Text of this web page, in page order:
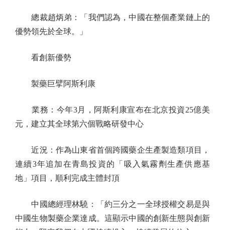
總裁趙炳弟：「我們認為，中國在整個產業鏈上的
優勢領先於全球。」
看創新優勢
製藥巨擘阿斯利康
業務：今年3月，阿斯利康宣布在北京投資25億美
元，建立其全球第六個戰略研發中心
近況：作為山東省首個跨國藥企生產製造類項目，
連續3年追加在青島投資的「吸入氣霧劑生產供應基
地」項目，順利完成主體封頂
中國總經理林驍：「約三分之一全球授權交易是與
中國生物製藥企業達成。這顯示中國的創新生態與創新